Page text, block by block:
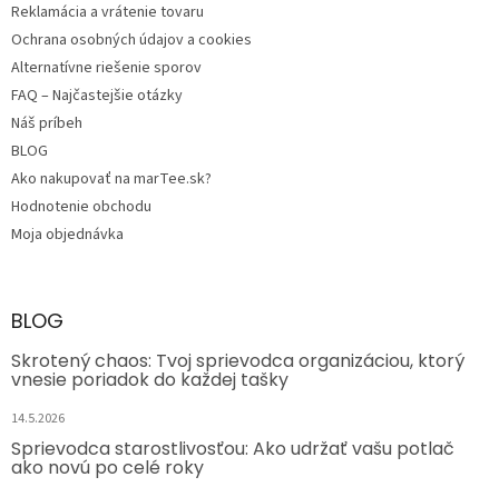
Reklamácia a vrátenie tovaru
Ochrana osobných údajov a cookies
Alternatívne riešenie sporov
FAQ – Najčastejšie otázky
Náš príbeh
BLOG
Ako nakupovať na marTee.sk?
Hodnotenie obchodu
Moja objednávka
BLOG
Skrotený chaos: Tvoj sprievodca organizáciou, ktorý
vnesie poriadok do každej tašky
14.5.2026
Sprievodca starostlivosťou: Ako udržať vašu potlač
ako novú po celé roky